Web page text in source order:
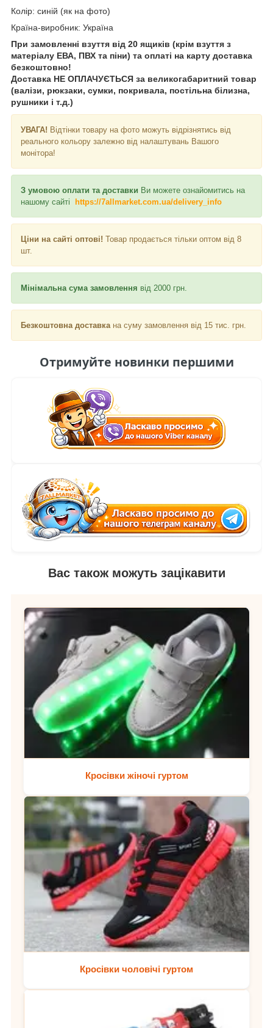
Колір: синій (як на фото)
Країна-виробник: Україна
При замовленні взуття від 20 ящиків (крім взуття з
матеріалу ЕВА, ПВХ та піни) та оплаті на карту доставка
безкоштовно!
Доставка НЕ ​​ОПЛАЧУЄТЬСЯ за великогабаритний товар
(валізи, рюкзаки, сумки, покривала, постільна білизна,
рушники і т.д.)
УВАГА! Відтінки товару на фото можуть відрізнятись від
реального кольору залежно від налаштувань Вашого
монітора!
З умовою оплати та доставки Ви можете ознайомитись на
нашому сайті
https://7allmarket.com.ua/delivery_info
Ціни на сайті оптові! Товар продається тільки оптом від 8
шт.
Мінімальна сума замовлення від 2000 грн.
Безкоштовна доставка на суму замовлення від 15 тис. грн.
Отримуйте новинки першими
Вас також можуть зацікавити
Кросівки жіночі гуртом
Кросівки чоловічі гуртом